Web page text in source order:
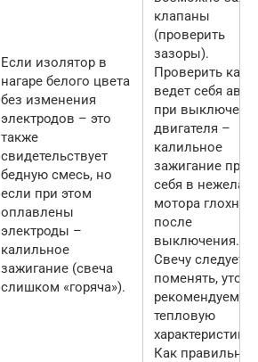
Если изолятор в
нагаре белого цвета
без изменения
электродов – это
также
свидетельствует
бедную смесь, но
если при этом
оплавлены
электроды –
калильное
зажигание (свеча
слишком «горяча»).
клапаны
(проверить
зазоры).
Проверить как
ведет себя авто
при
двигателя –
калильное
зажигание
себя в
мотора глохнуть
после
выключения.
Свечу следует
поменять,
рекомендуемую
тепловую
характеристику.
Как правильно